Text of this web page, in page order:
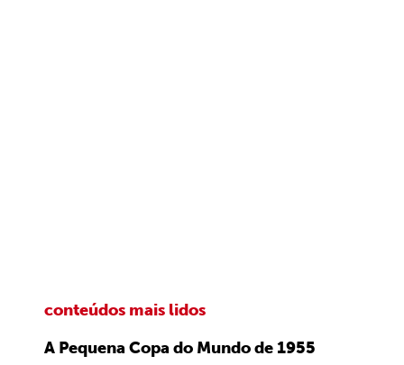
conteúdos mais lidos
A Pequena Copa do Mundo de 1955